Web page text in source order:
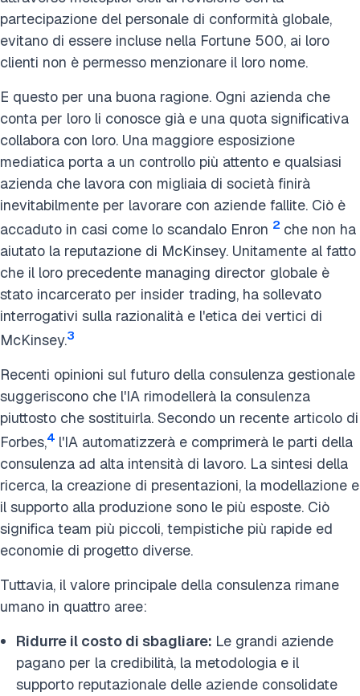
partecipazione del personale di conformità globale,
evitano di essere incluse nella Fortune 500, ai loro
clienti non è permesso menzionare il loro nome.
E questo per una buona ragione. Ogni azienda che
conta per loro li conosce già e una quota significativa
collabora con loro. Una maggiore esposizione
mediatica porta a un controllo più attento e qualsiasi
azienda che lavora con migliaia di società finirà
inevitabilmente per lavorare con aziende fallite. Ciò è
accaduto in casi come lo scandalo Enron 2 che non ha
aiutato la reputazione di McKinsey. Unitamente al fatto
che il loro precedente managing director globale è
stato incarcerato per insider trading, ha sollevato
interrogativi sulla razionalità e l'etica dei vertici di
McKinsey.3
Recenti opinioni sul futuro della consulenza gestionale
suggeriscono che l'IA rimodellerà la consulenza
piuttosto che sostituirla. Secondo un recente articolo di
Forbes,4 l'IA automatizzerà e comprimerà le parti della
consulenza ad alta intensità di lavoro. La sintesi della
ricerca, la creazione di presentazioni, la modellazione e
il supporto alla produzione sono le più esposte. Ciò
significa team più piccoli, tempistiche più rapide ed
economie di progetto diverse.
Tuttavia, il valore principale della consulenza rimane
umano in quattro aree:
Ridurre il costo di sbagliare: Le grandi aziende
pagano per la credibilità, la metodologia e il
supporto reputazionale delle aziende consolidate